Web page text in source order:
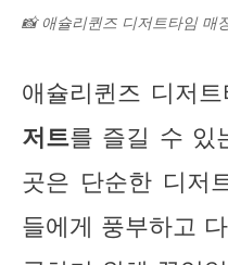
📸 애슐리퀸즈 디저트타임 매
애슐리퀸즈 디저
저트를 즐길 수 있
곳은 단순한 디저
들에게 풍부하고